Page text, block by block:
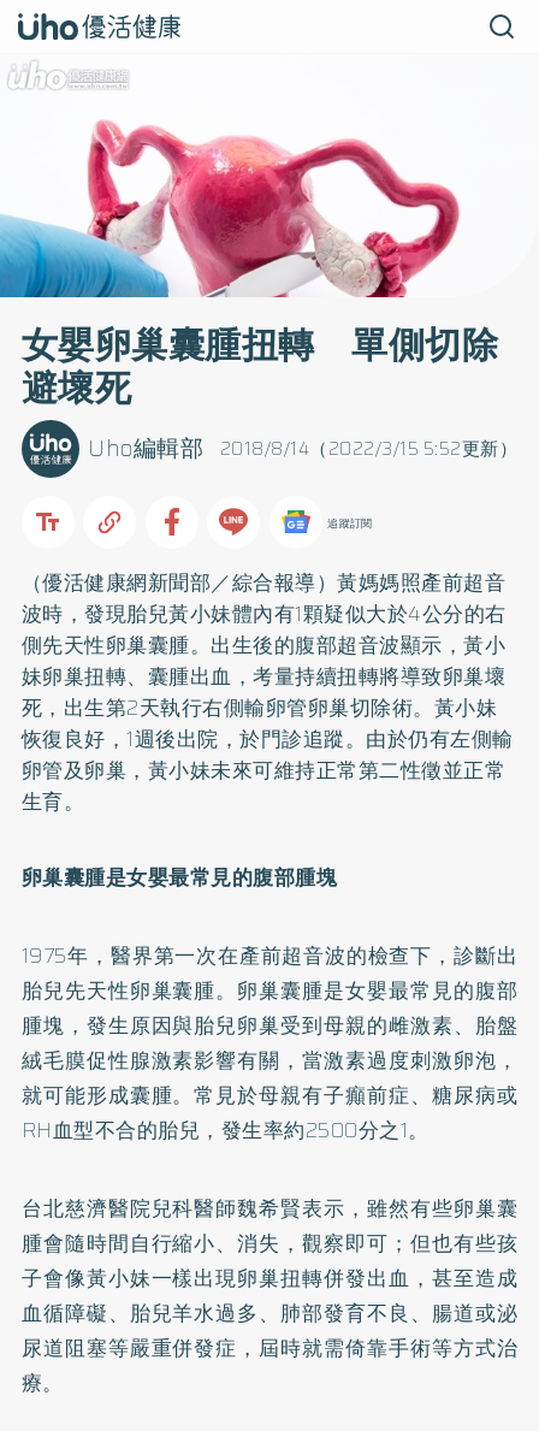
女嬰卵巢囊腫扭轉 單側切除
避壞死
2018/8/14（2022/3/15 5:52更新）
Uho編輯部
追蹤訂閱
（優活健康網新聞部／綜合報導）黃媽媽照產前超音
波時，發現胎兒黃小妹體內有1顆疑似大於4公分的右
側先天性卵巢囊腫。出生後的腹部超音波顯示，黃小
妹卵巢扭轉、囊腫出血，考量持續扭轉將導致卵巢壞
死，出生第2天執行右側輸卵管卵巢切除術。黃小妹
恢復良好，1週後出院，於門診追蹤。由於仍有左側輸
卵管及卵巢，黃小妹未來可維持正常第二性徵並正常
生育。
卵巢囊腫是女嬰最常見的腹部腫塊
1975年，醫界第一次在產前超音波的檢查下，診斷出
胎兒先天性卵巢囊腫。卵巢囊腫是女嬰最常見的腹部
腫塊，發生原因與胎兒卵巢受到母親的雌激素、胎盤
絨毛膜促性腺激素影響有關，當激素過度刺激卵泡，
就可能形成囊腫。常見於母親有子癲前症、 糖尿病或
RH血型不合的胎兒，發生率約2500分之1。
台北慈濟醫院兒科醫師魏希賢表示，雖然有些卵巢囊
腫會隨時間自行縮小、消失，觀察即可；但也有些孩
子會像黃小妹一樣出現卵巢扭轉併發出血，甚至造成
血循障礙、胎兒羊水過多、肺部發育不良、腸道或泌
尿道阻塞等嚴重併發症，屆時就需倚靠手術等方式治
療。